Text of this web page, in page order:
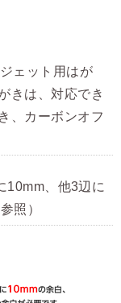
ェット用はが
きは、対応でき
、カーボンオフ
10mm、他3辺に
照）